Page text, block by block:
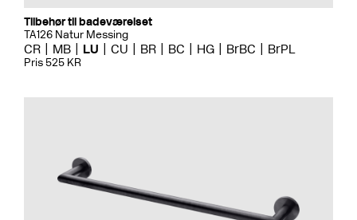
Tilbehør til badeværelset
TA126 Natur Messing
CR MB LU CU BR BC HG BrBC BrPL
Pris 525 KR